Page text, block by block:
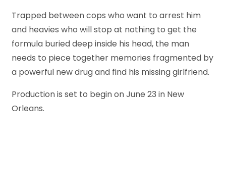
Trapped between cops who want to arrest him
and heavies who will stop at nothing to get the
formula buried deep inside his head, the man
needs to piece together memories fragmented by
a powerful new drug and find his missing girlfriend.
Production is set to begin on June 23 in New
Orleans.